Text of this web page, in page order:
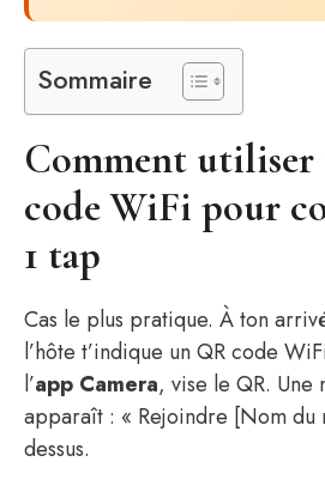
Sommaire
Comment
code WiFi pour
1 tap
Cas le plus pratique. À ton
l’hôte t’indique un QR code
l’app Camera, vise le QR. Une
apparaît : « Rejoindre [Nom du
dessus.